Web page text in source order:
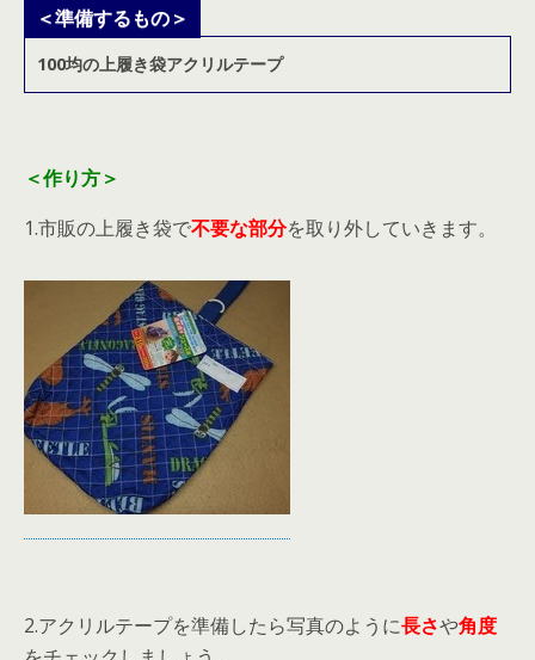
＜準備するもの＞
100均の上履き袋アクリルテープ
＜作り方＞
1.市販の上履き袋で不要な部分を取り外していきます。
2.アクリルテープを準備したら写真のように長さや角度